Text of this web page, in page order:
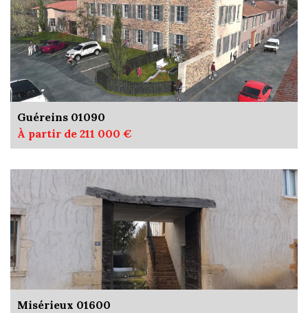
Guéreins 01090
À partir de 211 000 €
Misérieux 01600